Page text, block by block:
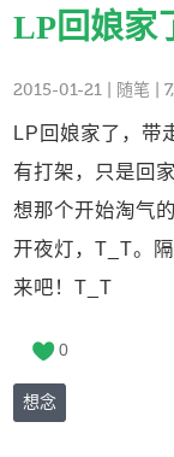
LP回娘家
2015-01-21 随笔 |
LP回娘家了，
有打架，只是回
想那个开始淘气
开夜灯，T_T。
来吧！T_T
0
想念